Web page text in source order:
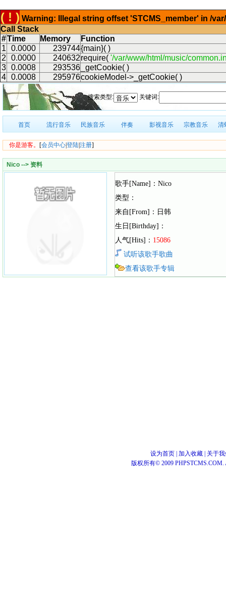
( ! ) Warning: Illegal string offset 'STCMS_member' in /
Call Stack
#Time Memory
Function
1
0.0000 239744{main}( )
2
0.0000 240632require( '/var/www/html/music/
3
0.0008 293536 _getCookie( )
4
0.0008 295976cookieModel->_getCookie( )
搜索类型: 关键词:
首页 流行音乐 民族音乐 伴奏 影视音乐 宗教音乐 清
你是游客。 [会员中心登陆注册]
Nico --> 资料
歌手[Name]：Nico
类型：
来自[From]：日韩
生日[Birthday]：
人气[Hits]： 15086
试听该歌手歌曲
查看该歌手专辑
设为首页 加入收藏
关于
版权所有© 2009 PHPSTCMS.COM.